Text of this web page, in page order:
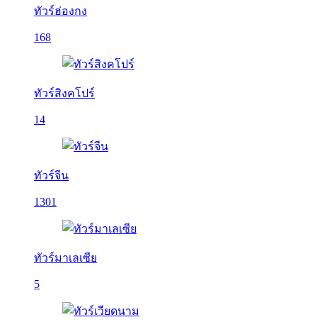
ทัวร์ฮ่องกง
168
ทัวร์สิงคโปร์
14
ทัวร์จีน
1301
ทัวร์มาเลเซีย
5